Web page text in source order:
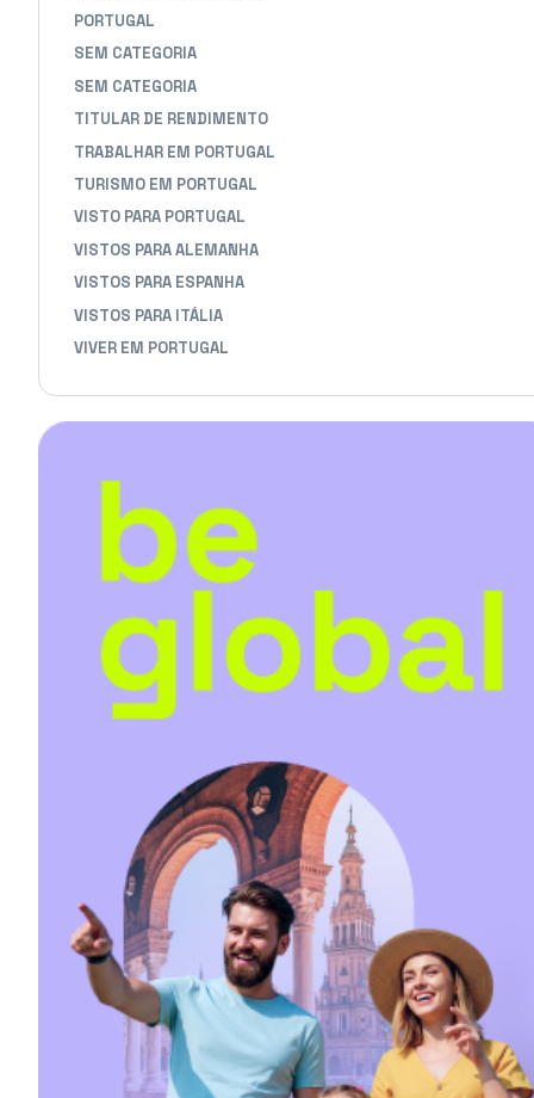
PORTUGAL
SEM CATEGORIA
SEM CATEGORIA
TITULAR DE RENDIMENTO
TRABALHAR EM PORTUGAL
TURISMO EM PORTUGAL
VISTO PARA PORTUGAL
VISTOS PARA ALEMANHA
VISTOS PARA ESPANHA
VISTOS PARA ITÁLIA
VIVER EM PORTUGAL